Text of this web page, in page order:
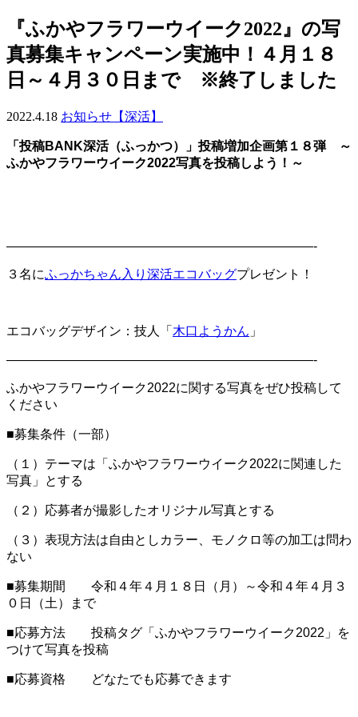
『ふかやフラワーウイーク2022』の写
真募集キャンペーン実施中！４月１８
日～４月３０日まで ※終了しました
2022.4.18 お知らせ【深活】
「投稿BANK深活（ふっかつ）」投稿増加企画第１８弾 ～
ふかやフラワーウイーク2022写真を投稿しよう！～
————————————————————————-
３名にふっかちゃん入り深活エコバッグプレゼント！
エコバッグデザイン：技人「 木口ようかん 」
————————————————————————-
ふかやフラワーウイーク2022に関する写真をぜひ投稿して
ください
■募集条件（一部）
（１）テーマは「ふかやフラワーウイーク2022に関連した
写真」とする
（２）応募者が撮影したオリジナル写真とする
（３）表現方法は自由としカラー、モノクロ等の加工は問わ
ない
■募集期間 令和４年４月１８日（月）～令和４年４月３
０日（土）まで
■応募方法 投稿タグ「ふかやフラワーウイーク2022」を
つけて写真を投稿
■応募資格 どなたでも応募できます